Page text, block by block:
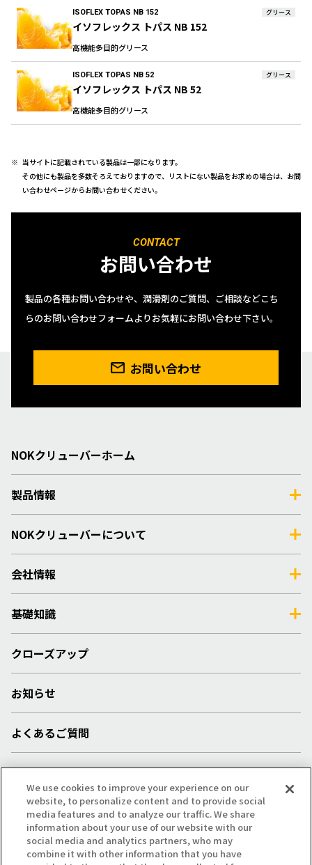
ISOFLEX TOPAS NB 152 グリース
イソフレックス トパス NB 152
高機能多目的グリース
ISOFLEX TOPAS NB 52 グリース
イソフレックス トパス NB 52
高機能多目的グリース
当サイトに記載されている製品は一部になります。
その他にも製品を多数そろえておりますので、リストにない製品をお求めの場合は、お問
い合わせページからお問い合わせください。
CONTACT
お問い合わせ
製品の各種お問い合わせや、潤滑剤のご質問、ご相談などこち
らのお問い合わせフォームよりお気軽にお問い合わせ下さい。
お問い合わせ
NOKクリューバーホーム
製品情報
NOKクリューバーについて
会社情報
基礎知識
クローズアップ
お知らせ
よくあるご質問
採用情報
プライバシー・クッキーポリシー / サイトマップ
/
利用規約
/ 注意事項
We use cookies to improve your experience on our
website, to personalize content and to provide social
media features and to analyze our traffic. We share
information about your use of our website with our
social media and analytics partners, who may
combine it with other information that you have